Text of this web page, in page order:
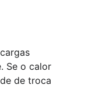
Se o calor
de troca